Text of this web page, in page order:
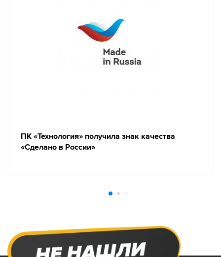
ПК «Технология» получила знак качества
«Сделано в России»